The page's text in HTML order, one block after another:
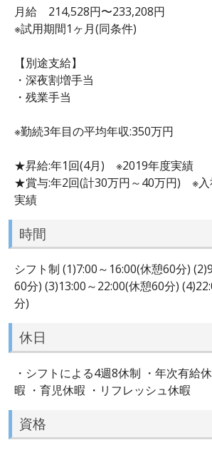
月給 214,528円〜233,208円
※試用期間1ヶ月(同条件)
【別途支給】
・深夜割増手当
・残業手当
※勤続3年目の平均年収:350万円
★昇給:年1回(4月) ※2019年度実績
★賞与:年2回(計30万円～40万円) ※入
実績
時間
シフト制 (1)7:00～16:00(休憩60分)
60分) (3)13:00～22:00(休憩60分)
分)
休日
・シフトによる4週8休制 ・年次有給
暇 ・育児休暇 ・リフレッシュ休暇
資格